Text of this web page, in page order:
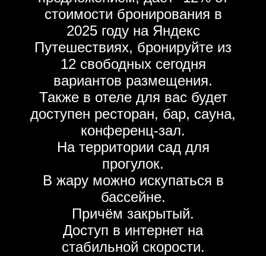
стоимости бронирования в
2025 году на Яндекс
Путешествиях, бронируйте из
12 свободных сегодня
вариантов размещения.
Также в отеле для вас будет
доступен ресторан, бар, сауна,
конференц-зал.
На территории сад для
прогулок.
В жару можно искупаться в
бассейне.
Причём закрытый.
Доступ в интернет на
стабильной скорости.